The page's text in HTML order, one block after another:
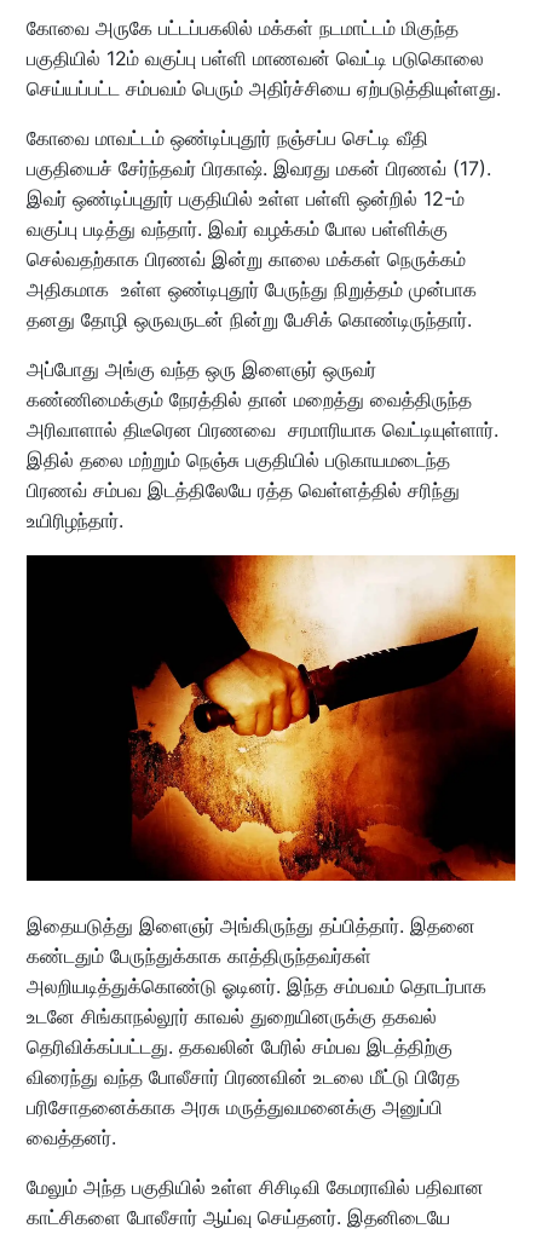
கோவை அருகே பட்டப்பகலில் மக்கள் நடமாட்டம் மிகுந்த
பகுதியில் 12ம் வகுப்பு பள்ளி மாணவன் வெட்டி படுகொலை
செய்யப்பட்ட சம்பவம் பெரும் அதிர்ச்சியை ஏற்படுத்தியுள்ளது.
கோவை மாவட்டம் ஒண்டிப்புதூர் நஞ்சப்ப செட்டி வீதி
பகுதியைச் சேர்ந்தவர் பிரகாஷ். இவரது மகன் பிரணவ் (17).
இவர் ஒண்டிப்புதூர் பகுதியில் உள்ள பள்ளி ஒன்றில் 12-ம்
வகுப்பு படித்து வந்தார். இவர் வழக்கம் போல பள்ளிக்கு
செல்வதற்காக பிரணவ் இன்று காலை மக்கள் நெருக்கம்
அதிகமாக உள்ள ஒண்டிபுதூர் பேருந்து நிறுத்தம் முன்பாக
தனது தோழி ஒருவருடன் நின்று பேசிக் கொண்டிருந்தார்.
அப்போது அங்கு வந்த ஒரு இளைஞர் ஒருவர்
கண்ணிமைக்கும் நேரத்தில் தான் மறைத்து வைத்திருந்த
அரிவாளால் திடீரென பிரணவை சரமாரியாக வெட்டியுள்ளார்.
இதில் தலை மற்றும் நெஞ்சு பகுதியில் படுகாயமடைந்த
பிரணவ் சம்பவ இடத்திலேயே ரத்த வெள்ளத்தில் சரிந்து
உயிரிழந்தார்.
இதையடுத்து இளைஞர் அங்கிருந்து தப்பித்தார். இதனை
கண்டதும் பேருந்துக்காக காத்திருந்தவர்கள்
அலறியடித்துக்கொண்டு ஓடினர். இந்த சம்பவம் தொடர்பாக
உடனே சிங்காநல்லூர் காவல் துறையினருக்கு தகவல்
தெரிவிக்கப்பட்டது. தகவலின் பேரில் சம்பவ இடத்திற்கு
விரைந்து வந்த போலீசார் பிரணவின் உடலை மீட்டு பிரேத
பரிசோதனைக்காக அரசு மருத்துவமனைக்கு அனுப்பி
வைத்தனர்.
மேலும் அந்த பகுதியில் உள்ள சிசிடிவி கேமராவில் பதிவான
காட்சிகளை போலீசார் ஆய்வு செய்தனர். இதனிடையே